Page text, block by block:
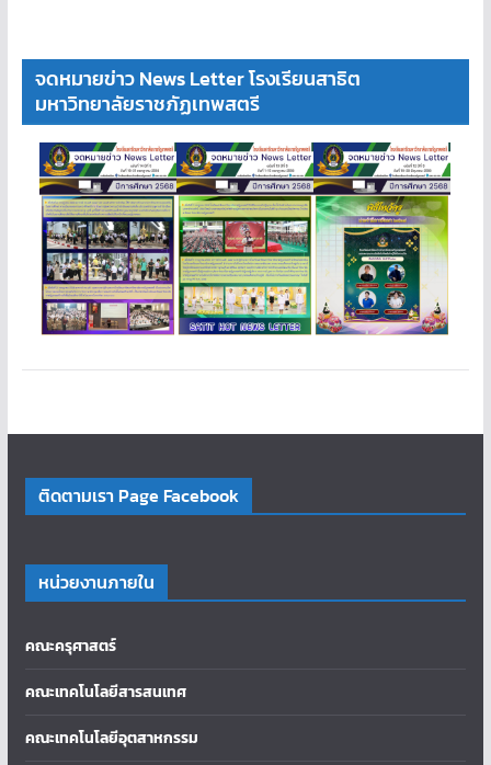
จดหมายข่าว News Letter โรงเรียนสาธิต
มหาวิทยาลัยราชภัฏเทพสตรี
ติดตามเรา Page Facebook
หน่วยงานภายใน
คณะครุศาสตร์
คณะเทคโนโลยีสารสนเทศ
คณะเทคโนโลยีอุตสาหกรรม